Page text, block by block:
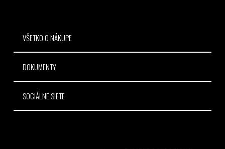
VŠETKO O NÁKUPE
DOKUMENTY
SOCIÁLNE SIETE